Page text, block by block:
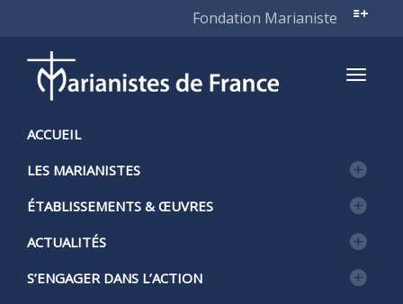
Fondation Marianiste
ACCUEIL
LES MARIANISTES
ÉTABLISSEMENTS & ŒUVRES
ACTUALITÉS
S’ENGAGER DANS L’ACTION